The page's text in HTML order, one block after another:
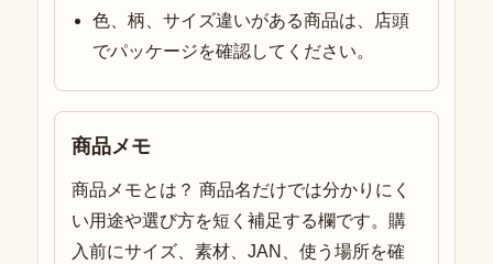
色、柄、サイズ違いがある商品は、店頭
でパッケージを確認してください。
商品メモ
商品メモとは？ 商品名だけでは分かりにく
い用途や選び方を短く補足する欄です。購
入前にサイズ、素材、JAN、使う場所を確